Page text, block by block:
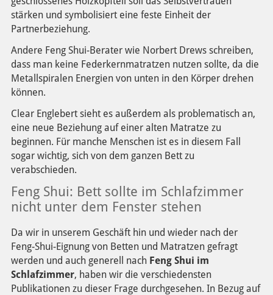
stärken und symbolisiert eine feste Einheit der
Partnerbeziehung.
Andere Feng Shui-Berater wie Norbert Drews schreiben,
dass man keine Federkernmatratzen nutzen sollte, da die
Metallspiralen Energien von unten in den Körper drehen
können.
Clear Englebert sieht es außerdem als problematisch an,
eine neue Beziehung auf einer alten Matratze zu
beginnen. Für manche Menschen ist es in diesem Fall
sogar wichtig, sich von dem ganzen Bett zu
verabschieden.
Feng Shui: Bett sollte im Schlafzimmer
nicht unter dem Fenster stehen
Da wir in unserem Geschäft hin und wieder nach der
Feng-Shui-Eignung von Betten und Matratzen gefragt
werden und auch generell nach Feng Shui im
Schlafzimmer, haben wir die verschiedensten
Publikationen zu dieser Frage durchgesehen. In Bezug auf